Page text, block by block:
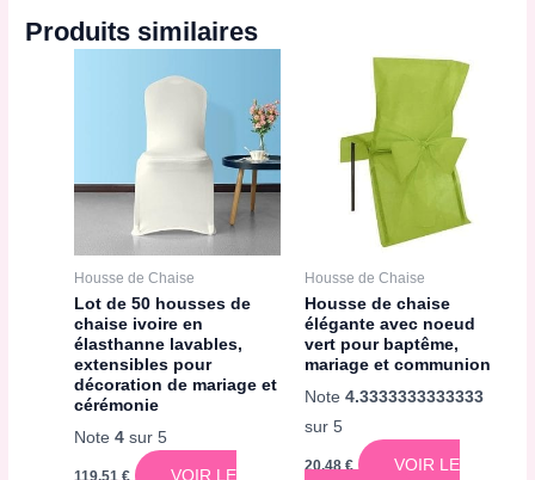
Produits similaires
Housse de Chaise
Lot de 50 housses de
chaise ivoire en
élasthanne lavables,
extensibles pour
décoration de mariage et
cérémonie
Note4 sur 5
VOIR LE
Housse de Chaise
Housse de chaise
élégante avec noeud
vert pour baptême,
mariage et communion
Note 4.3333333333333
sur 5
20,48€
VOIR LE